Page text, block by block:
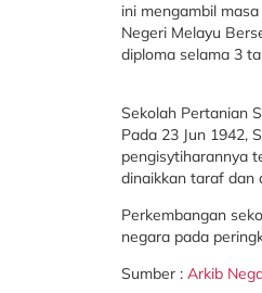
ini mengambil
Negeri Melayu
diploma selama 3
Sekolah Pertanian
Pada 23 Jun 1942,
pengisytiharannya
dinaikkan taraf dan
Perkembangan
negara pada
Sumber : Arkib